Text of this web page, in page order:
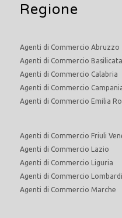
Regione
Agenti di Commercio Abruzzo
Agenti di Commercio Basilicata
Agenti di Commercio Calabria
Agenti di Commercio
Agenti di Commercio Emilia
Agenti di Commercio Friuli
Agenti di Commercio Lazio
Agenti di Commercio Liguria
Agenti di Commercio
Agenti di Commercio Marche